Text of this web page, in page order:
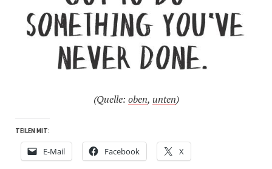
(Quelle: oben, unten)
TEILEN MIT:
E-Mail Facebook X